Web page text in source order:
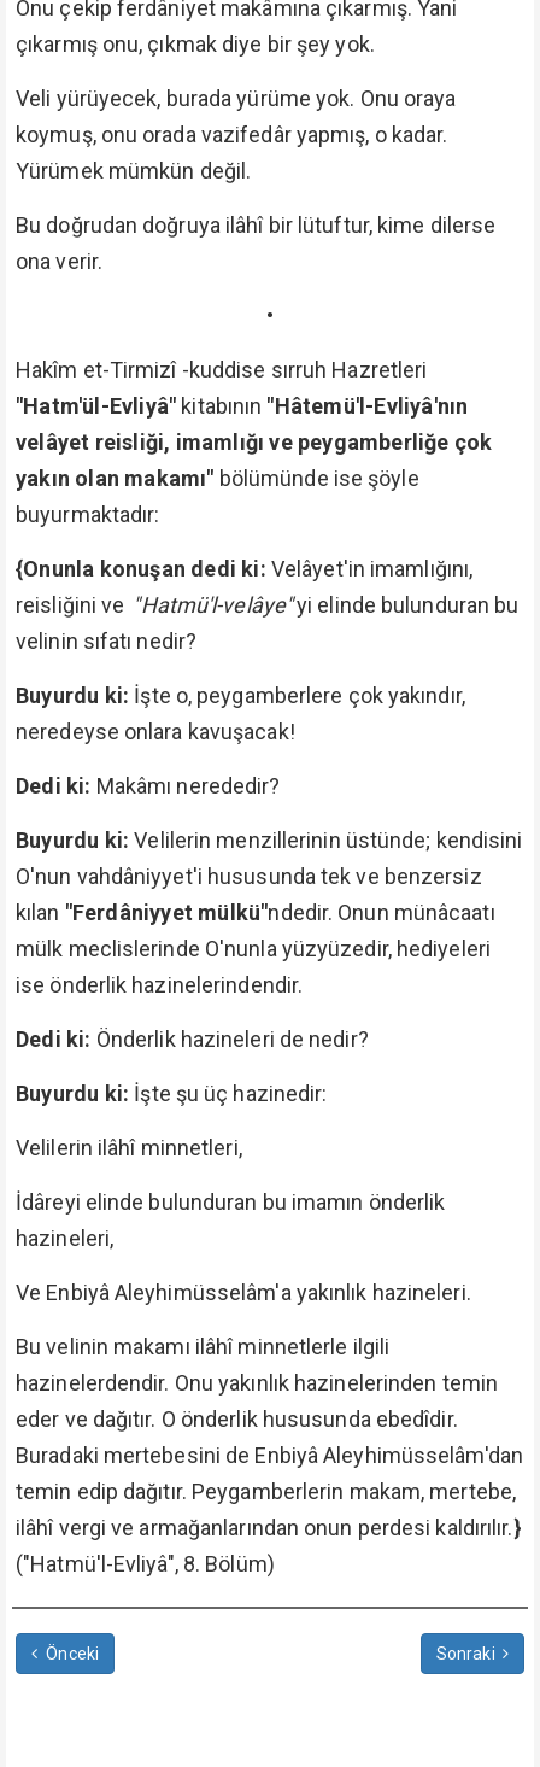
Onu çekip ferdâniyet makâmına çıkarmış. Yani
çıkarmış onu, çıkmak diye bir şey yok.
Veli yürüyecek, burada yürüme yok. Onu oraya
koymuş, onu orada vazifedâr yapmış, o kadar.
Yürümek mümkün değil.
Bu doğrudan doğruya ilâhî bir lütuftur, kime dilerse
ona verir.
•
Hakîm et-Tirmizî -kuddise sırruh Hazretleri
"Hatm'ül-Evliyâ" kitabının "Hâtemü'l-Evliyâ'nın
velâyet reisliği, imamlığı ve peygamberliğe çok
yakın olan makamı" bölümünde ise şöyle
buyurmaktadır:
{Onunla konuşan dedi ki: Velâyet'in imamlığını,
reisliğini ve "Hatmü'l-velâye"yi elinde bulunduran bu
velinin sıfatı nedir?
Buyurdu ki: İşte o, peygamberlere çok yakındır,
neredeyse onlara kavuşacak!
Dedi ki: Makâmı nerededir?
Buyurdu ki: Velilerin menzillerinin üstünde; kendisini
O'nun vahdâniyyet'i hususunda tek ve benzersiz
kılan "Ferdâniyyet mülkü"ndedir. Onun münâcaatı
mülk meclislerinde O'nunla yüzyüzedir, hediyeleri
ise önderlik hazinelerindendir.
Dedi ki: Önderlik hazineleri de nedir?
Buyurdu ki: İşte şu üç hazinedir:
Velilerin ilâhî minnetleri,
İdâreyi elinde bulunduran bu imamın önderlik
hazineleri,
Ve Enbiyâ Aleyhimüsselâm'a yakınlık hazineleri.
Bu velinin makamı ilâhî minnetlerle ilgili
hazinelerdendir. Onu yakınlık hazinelerinden temin
eder ve dağıtır. O önderlik hususunda ebedîdir.
Buradaki mertebesini de Enbiyâ Aleyhimüsselâm'dan
temin edip dağıtır. Peygamberlerin makam, mertebe,
ilâhî vergi ve armağanlarından onun perdesi kaldırılır.}
("Hatmü'l-Evliyâ", 8. Bölüm)
Önceki Sonraki